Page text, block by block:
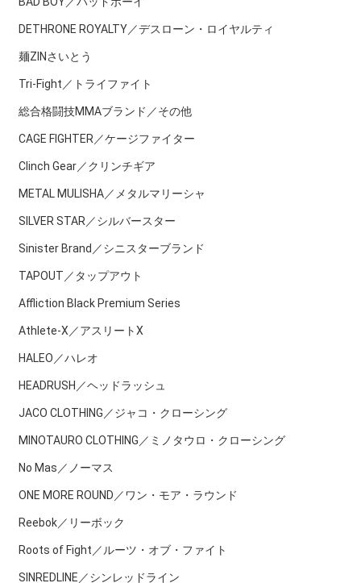
DETHRONE ROYALTY／デスローン・ロイヤルティ
麺ZINさいとう
Tri-Fight／トライファイト
総合格闘技MMAブランド／その他
CAGE FIGHTER／ケージファイター
Clinch Gear／クリンチギア
METAL MULISHA／メタルマリーシャ
SILVER STAR／シルバースター
Sinister Brand／シニスターブランド
TAPOUT／タップアウト
Affliction Black Premium Series
Athlete-X／アスリートX
HALEO／ハレオ
HEADRUSH／ヘッドラッシュ
JACO CLOTHING／ジャコ・クローシング
MINOTAURO CLOTHING／ミノタウロ・クローシング
No Mas／ノーマス
ONE MORE ROUND／ワン・モア・ラウンド
Reebok／リーボック
Roots of Fight／ルーツ・オブ・ファイト
SINREDLINE／シンレッドライン